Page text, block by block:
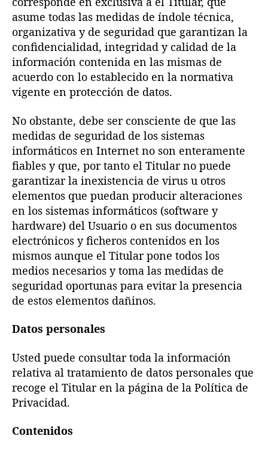
asume todas las medidas de índole técnica,
organizativa y de seguridad que garantizan la
confidencialidad, integridad y calidad de la
información contenida en las mismas de
acuerdo con lo establecido en la normativa
vigente en protección de datos.
No obstante, debe ser consciente de que las
medidas de seguridad de los sistemas
informáticos en Internet no son enteramente
fiables y que, por tanto el Titular no puede
garantizar la inexistencia de virus u otros
elementos que puedan producir alteraciones
en los sistemas informáticos (software y
hardware) del Usuario o en sus documentos
electrónicos y ficheros contenidos en los
mismos aunque el Titular pone todos los
medios necesarios y toma las medidas de
seguridad oportunas para evitar la presencia
de estos elementos dañinos.
Datos personales
Usted puede consultar toda la información
relativa al tratamiento de datos personales que
recoge el Titular en la página de la Política de
Privacidad.
Contenidos